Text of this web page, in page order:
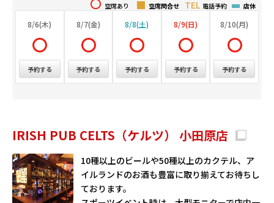
店休
電話予約
空席問合せ
空席あり
8/6(木)
予約する
8/7(金)
予約する
8/8(土)
予約する
8/9(日)
予約する
8/10(月)
予約する
IRISH PUB CELTS（ケルツ） 小田原店
10種以上のビールや50種以上のカクテル、ア
イルランドのお酒も豊富に取り揃えてお待ちし
ております。